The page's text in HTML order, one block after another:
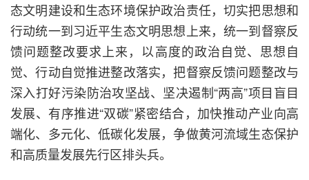
态文明建设和生态环境保护政治责任，切实把思想和
行动统一到习近平生态文明思想上来，统一到督察反
馈问题整改要求上来，以高度的政治自觉、思想自
觉、行动自觉推进整改落实，把督察反馈问题整改与
深入打好污染防治攻坚战、坚决遏制“两高”项目盲目
发展、有序推进“双碳”紧密结合，加快推动产业向高
端化、多元化、低碳化发展，争做黄河流域生态保护
和高质量发展先行区排头兵。